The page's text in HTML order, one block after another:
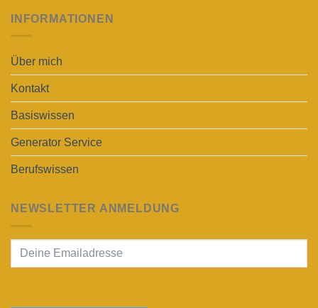
INFORMATIONEN
Über mich
Kontakt
Basiswissen
Generator Service
Berufswissen
NEWSLETTER ANMELDUNG